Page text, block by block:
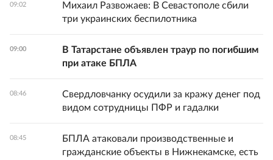
09:02
Михаил Развожаев: В Севастополе сбили
три украинских беспилотника
09:00
В Татарстане объявлен траур по погибшим
при атаке БПЛА
08:46
Свердловчанку осудили за кражу денег под
видом сотрудницы ПФР и гадалки
08:45
БПЛА атаковали производственные и
гражданские объекты в Нижнекамске, есть